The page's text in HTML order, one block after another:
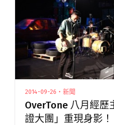
專訪 OverTone 晨曦光廊
2014-09-26・新聞
OverTone 八月經歷
證大團」重現身影！